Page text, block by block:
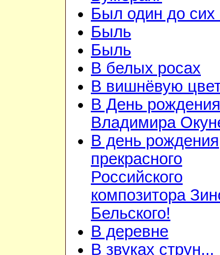
Был один до сих
Быль
Быль
В белых росах
В вишнёвую
В День рождения
Владимира
В день рождения
прекрасного
Российского
композитора
Бельского!
В деревне
В звуках струн...